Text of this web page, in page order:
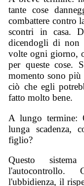
tante cose
combattere contro
scontri in casa.
dicendogli di non
volte ogni giorno,
per queste cose.
momento sono più
ciò che egli
fatto molto bene.
A lungo termine:
lunga scadenza,
figlio?
Questo
l'ubbidienza, il